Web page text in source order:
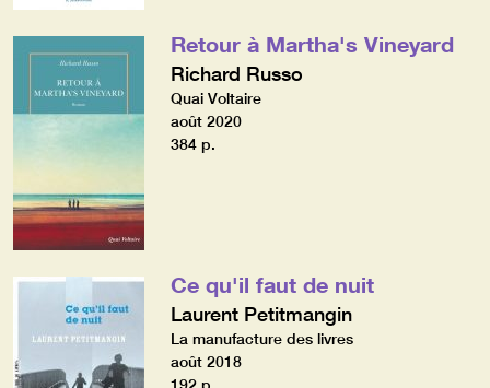
Retour à Martha's Vineyard
Richard Russo
Quai Voltaire
août 2020
384 p.
Ce qu'il faut de nuit
Laurent Petitmangin
La manufacture des livres
août 2018